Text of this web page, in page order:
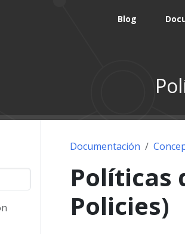
Blog
Documentación
Políticas
Policies)